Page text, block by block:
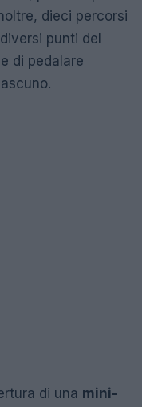
dieci percorsi
punti del
di pedalare
di una mini-